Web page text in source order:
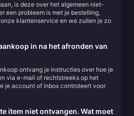
is deze over het algemeen niet-
een probleem is met je bestelling,
klantenservice en we zullen je zo
in na het afronden van
ontvang je instructies over hoe je
via e-mail of rechtstreeks op het
je account of inbox controleert voor
item niet ontvangen. Wat moet